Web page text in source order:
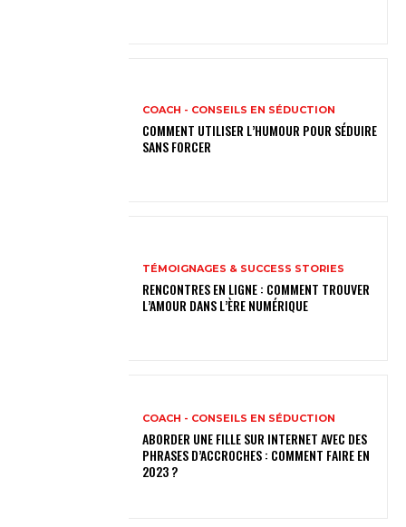
COACH - CONSEILS EN SÉDUCTION
COMMENT UTILISER L’HUMOUR POUR SÉDUIRE
SANS FORCER
TÉMOIGNAGES & SUCCESS STORIES
RENCONTRES EN LIGNE : COMMENT TROUVER
L’AMOUR DANS L’ÈRE NUMÉRIQUE
COACH - CONSEILS EN SÉDUCTION
ABORDER UNE FILLE SUR INTERNET AVEC DES
PHRASES D’ACCROCHES : COMMENT FAIRE EN
2023 ?